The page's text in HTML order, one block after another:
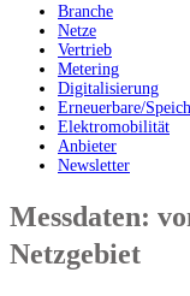
Branche
Netze
Vertrieb
Metering
Digitalisierung
Erneuerbare/
Elektromobilität
Anbieter
Newsletter
Messdaten:
Netzgebiet